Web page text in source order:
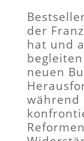
der
hat und
neuen
während